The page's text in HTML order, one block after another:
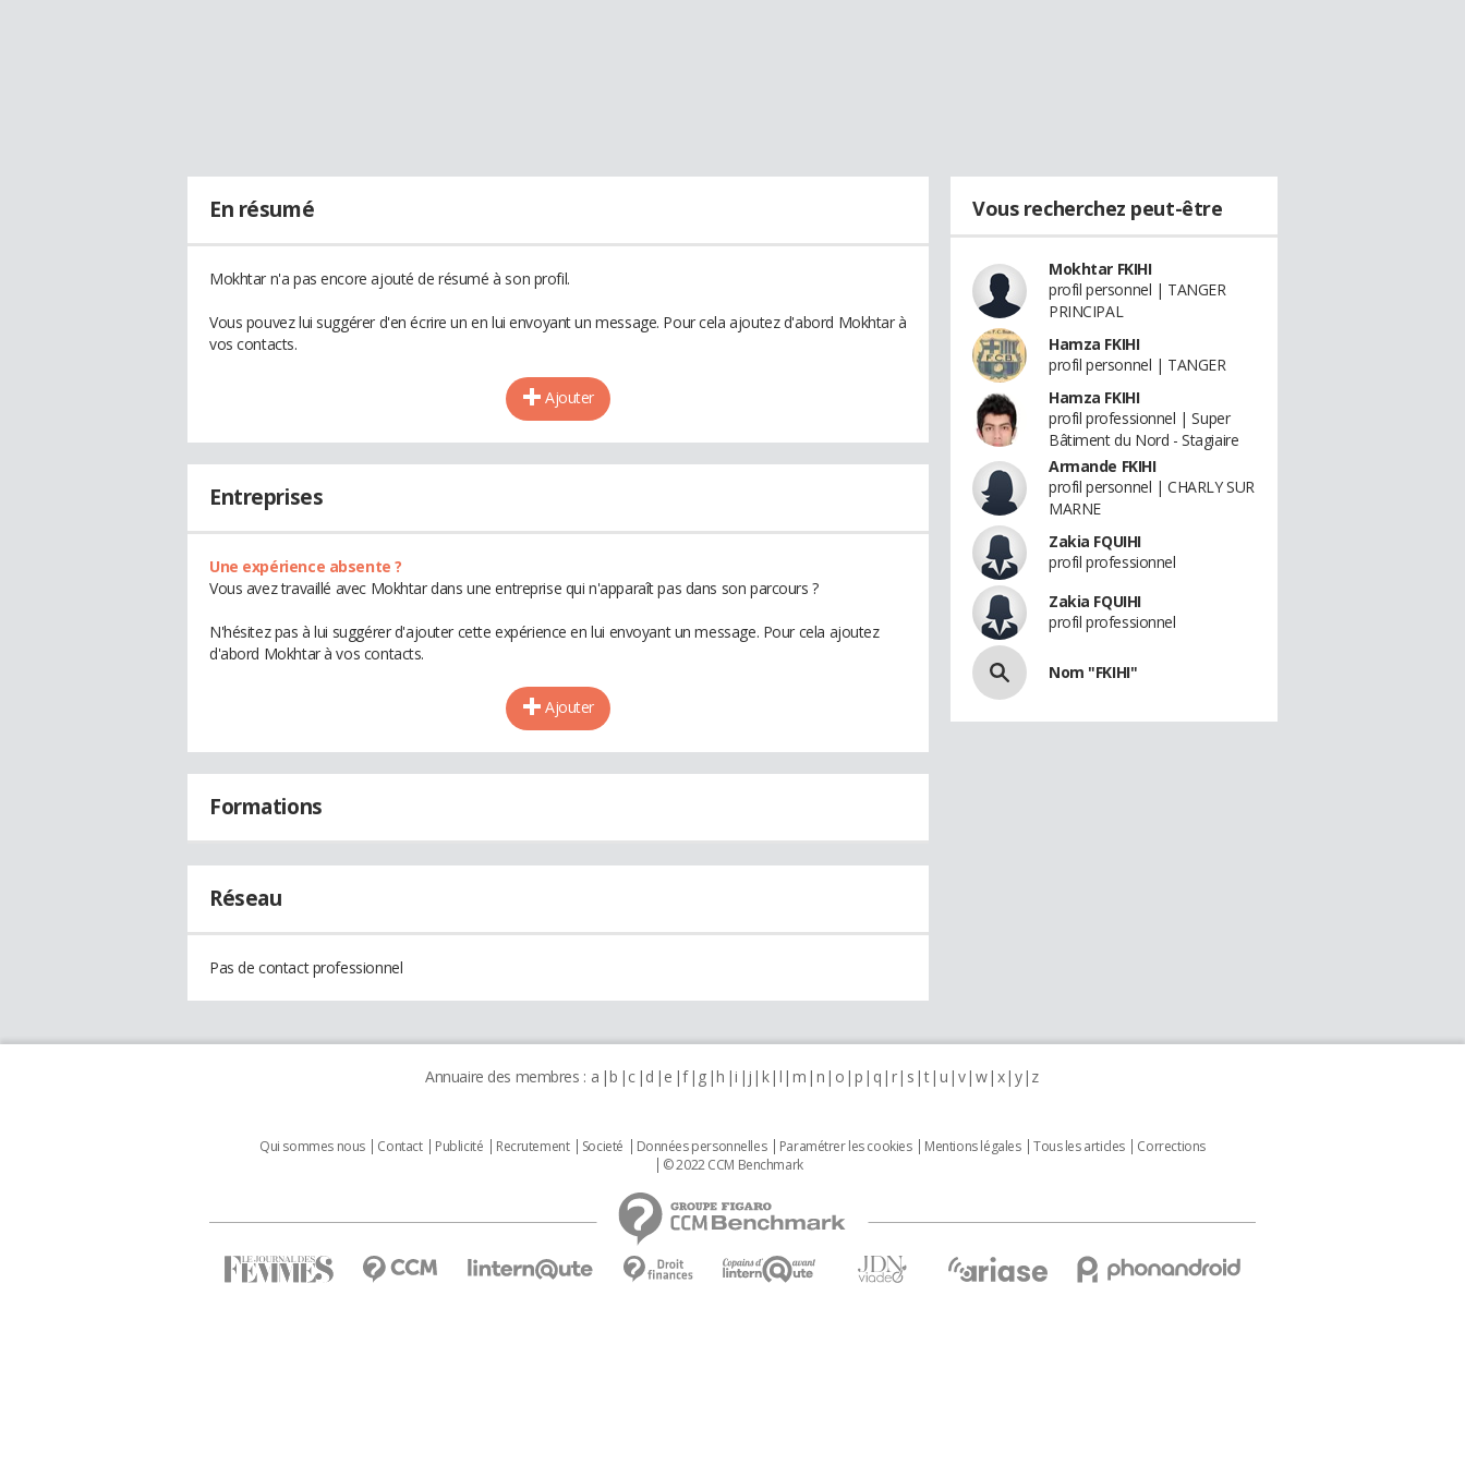
En résumé
Mokhtar n'a pas encore ajouté de résumé à son profil.
Vous pouvez lui suggérer d'en écrire un en lui envoyant un message. Pour cela ajoutez d'abord Mokhtar à
vos contacts.
Ajouter
Entreprises
Une expérience absente ?
Vous avez travaillé avec Mokhtar dans une entreprise qui n'apparaît pas dans son parcours ?
N'hésitez pas à lui suggérer d'ajouter cette expérience en lui envoyant un message. Pour cela ajoutez
d'abord Mokhtar à vos contacts.
Ajouter
Formations
Réseau
Pas de contact professionnel
Vous recherchez peut-être
Mokhtar FKIHI
profil personnel | TANGER
PRINCIPAL
Hamza FKIHI
profil personnel | TANGER
Hamza FKIHI
profil professionnel | Super
Bâtiment du Nord - Stagiaire
Armande FKIHI
profil personnel | CHARLY SUR
MARNE
Zakia FQUIHI
profil professionnel
Zakia FQUIHI
profil professionnel
Nom "FKIHI"
Annuaire des membres : a b c d e f g h i j k l m n o p q r s t u v w x y z
Qui sommes nous Contact Publicité Recrutement Societé Données personnelles Paramétrer les cookies Mentions légales Tous les articles
Corrections
© 2022 CCM Benchmark